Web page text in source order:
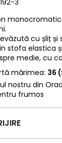
3
cu șliț
stofa elastica
medie, cu
mărimea: 36
nostru din
frumos